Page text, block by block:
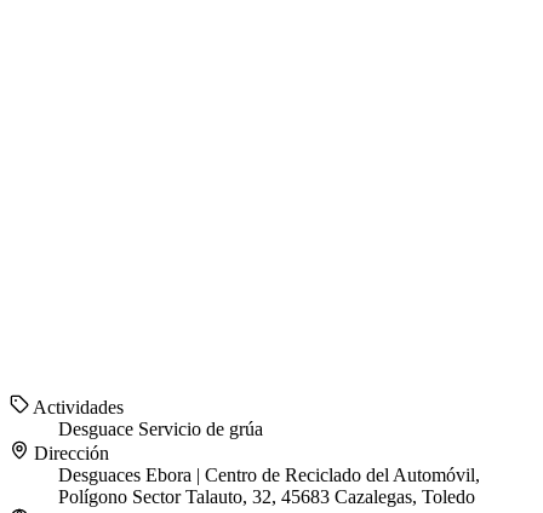
Actividades
Desguace Servicio de grúa
Dirección
Desguaces Ebora | Centro de Reciclado del Automóvil,
Polígono Sector Talauto, 32, 45683 Cazalegas, Toledo